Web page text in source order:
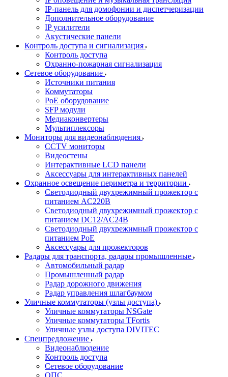
IP-панель для домофонии и диспетчеризации
Дополнительное оборудование
IP усилители
Акустические панели
Контроль доступа и сигнализация
Контроль доступа
Охранно-пожарная сигнализация
Сетевое оборудование
Источники питания
Коммутаторы
PoE оборудование
SFP модули
Медиаконвертеры
Мультиплексоры
Мониторы для видеонаблюдения
CCTV мониторы
Видеостены
Интерактивные LCD панели
Аксессуары для интерактивных панелей
Охранное освещение периметра и территории
Светодиодный двухрежимный прожектор с
питанием AC220В
Светодиодный двухрежимный прожектор с
питанием DC12/AC24В
Светодиодный двухрежимный прожектор с
питанием PoE
Аксессуары для прожекторов
Радары для транспорта, радары промышленные
Автомобильный радар
Промышленный радар
Радар дорожного движения
Радар управления шлагбаумом
Уличные коммутаторы (узлы доступа)
Уличные коммутаторы NSGate
Уличные коммутаторы TFortis
Уличные узлы доступа DIVITEC
Спецпредложение
Видеонаблюдение
Контроль доступа
Сетевое оборудование
ОПС